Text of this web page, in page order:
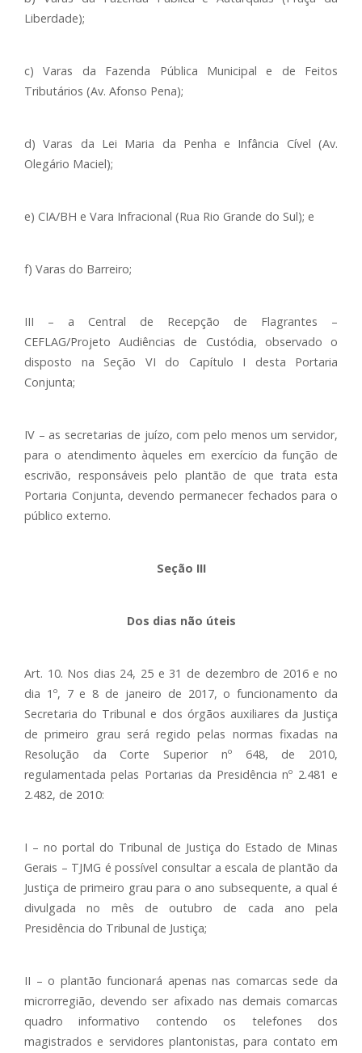
Liberdade);
c) Varas da Fazenda Pública Municipal e de Feitos
Tributários (Av. Afonso Pena);
d) Varas da Lei Maria da Penha e Infância Cível (Av.
Olegário Maciel);
e) CIA/BH e Vara Infracional (Rua Rio Grande do Sul); e
f) Varas do Barreiro;
III – a Central de Recepção de Flagrantes –
CEFLAG/Projeto Audiências de Custódia, observado o
disposto na Seção VI do Capítulo I desta Portaria
Conjunta;
IV – as secretarias de juízo, com pelo menos um servidor,
para o atendimento àqueles em exercício da função de
escrivão, responsáveis pelo plantão de que trata esta
Portaria Conjunta, devendo permanecer fechados para o
público externo.
Seção III
Dos dias não úteis
Art. 10. Nos dias 24, 25 e 31 de dezembro de 2016 e no
dia 1º, 7 e 8 de janeiro de 2017, o funcionamento da
Secretaria do Tribunal e dos órgãos auxiliares da Justiça
de primeiro grau será regido pelas normas fixadas na
Resolução da Corte Superior nº 648, de 2010,
regulamentada pelas Portarias da Presidência nº 2.481 e
2.482, de 2010:
I – no portal do Tribunal de Justiça do Estado de Minas
Gerais – TJMG é possível consultar a escala de plantão da
Justiça de primeiro grau para o ano subsequente, a qual é
divulgada no mês de outubro de cada ano pela
Presidência do Tribunal de Justiça;
II – o plantão funcionará apenas nas comarcas sede da
microrregião, devendo ser afixado nas demais comarcas
quadro informativo contendo os telefones dos
magistrados e servidores plantonistas, para contato em